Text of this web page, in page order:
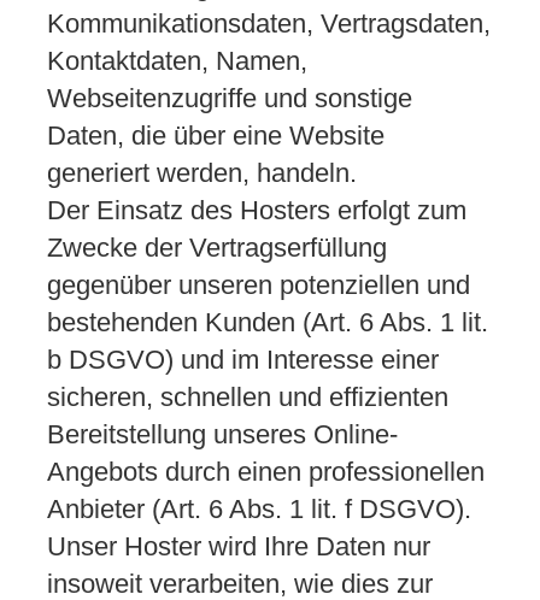
Kommunikationsdaten, Vertragsdaten,
Kontaktdaten, Namen,
Webseitenzugriffe und sonstige
Daten, die über eine Website
generiert werden, handeln.
Der Einsatz des Hosters erfolgt zum
Zwecke der Vertragserfüllung
gegenüber unseren potenziellen und
bestehenden Kunden (Art. 6 Abs. 1 lit.
b DSGVO) und im Interesse einer
sicheren, schnellen und effizienten
Bereitstellung unseres Online-
Angebots durch einen professionellen
Anbieter (Art. 6 Abs. 1 lit. f DSGVO).
Unser Hoster wird Ihre Daten nur
insoweit verarbeiten, wie dies zur